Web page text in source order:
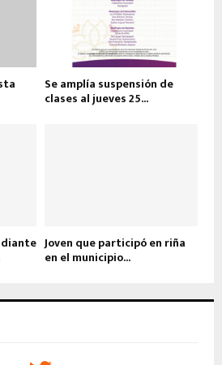
Se amplía suspensión de
clases al jueves 25...
Joven que participó en riña
en el municipio...